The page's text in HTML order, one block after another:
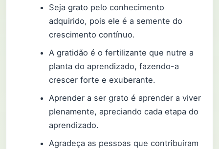
Seja grato pelo conhecimento
adquirido, pois ele é a semente do
crescimento contínuo.
A gratidão é o fertilizante que nutre a
planta do aprendizado, fazendo-a
crescer forte e exuberante.
Aprender a ser grato é aprender a viver
plenamente, apreciando cada etapa do
aprendizado.
Agradeça as pessoas que contribuíram